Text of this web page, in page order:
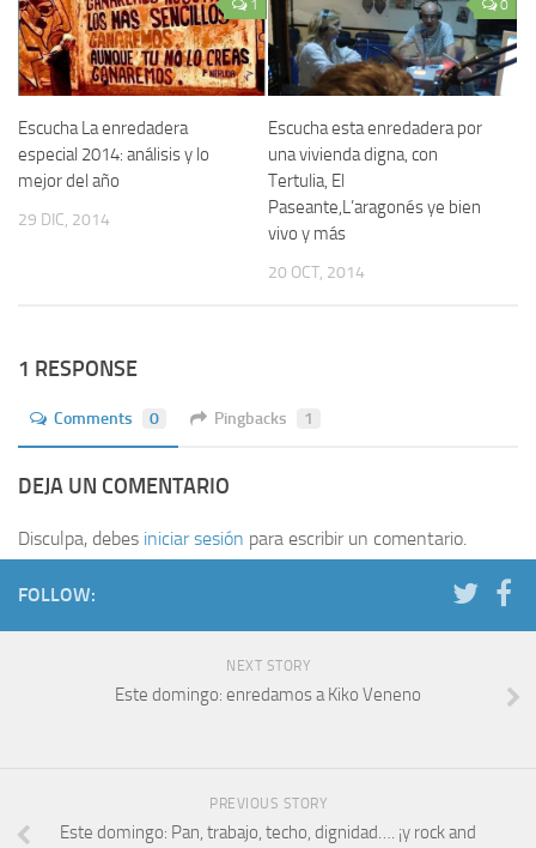
1
Escucha La enredadera
especial 2014: análisis y lo
mejor del año
29 DIC, 2014
0
Escucha esta enredadera por
una vivienda digna, con
Tertulia, El
Paseante,L’aragonés ye bien
vivo y más
20 OCT, 2014
1 RESPONSE
Comments 0 Pingbacks 1
DEJA UN COMENTARIO
Disculpa, debes iniciar sesión para escribir un comentario.
FOLLOW:
NEXT STORY
Este domingo: enredamos a Kiko Veneno
PREVIOUS STORY
Este domingo: Pan, trabajo, techo, dignidad…. ¡y rock and